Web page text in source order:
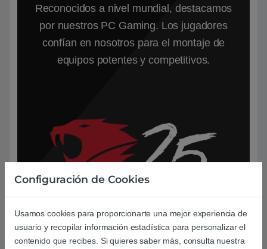
Reconocidos a nivel mundial, destacamos
por nuestros PC Gaming. Los jugadores
confían en nosotros para el montaje de
equipos potentes y competitivos.
Configuración de Cookies
Usamos cookies para proporcionarte una mejor experiencia de
usuario y recopilar información estadística para personalizar el
contenido que recibes. Si quieres saber más, consulta nuestra